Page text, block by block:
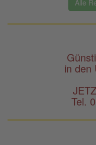
Alle
in den
Tel.